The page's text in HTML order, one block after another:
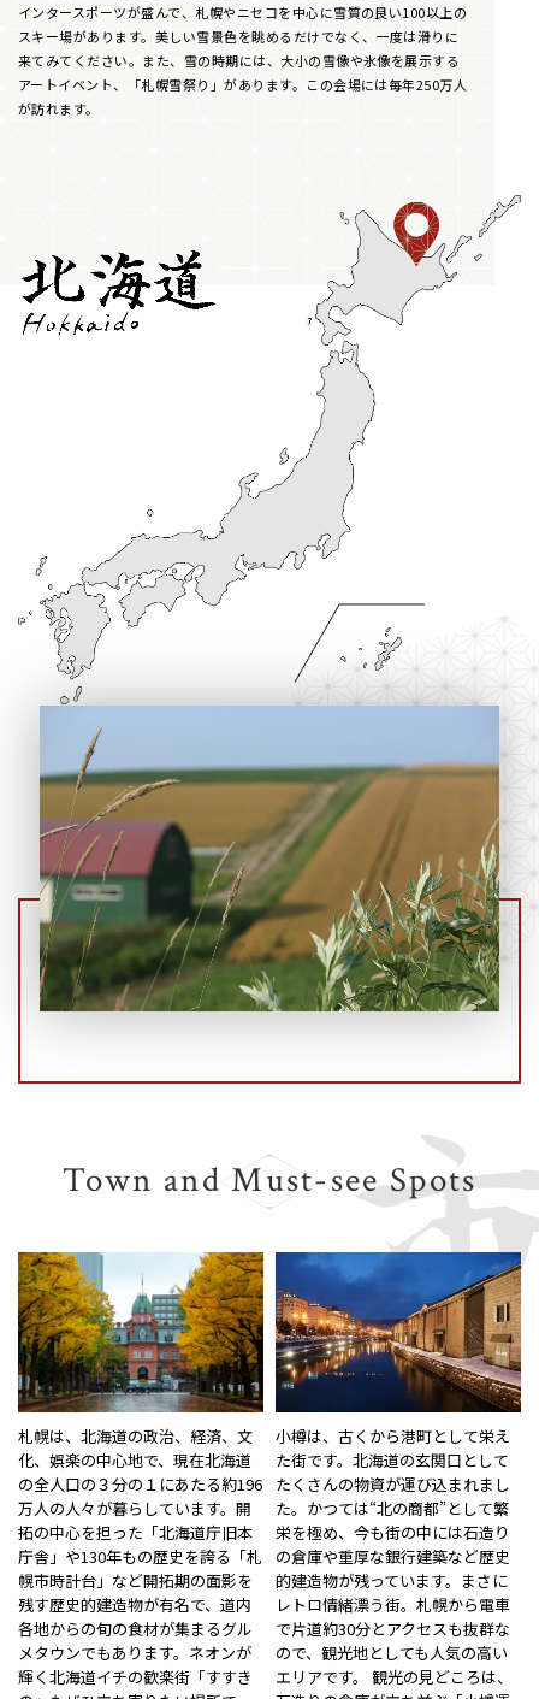
インタースポーツが盛んで、札幌やニセコを中心に雪質の良い100以上の
スキー場があります。美しい雪景色を眺めるだけでなく、一度は滑りに
来てみてください。また、雪の時期には、大小の雪像や氷像を展示する
アートイベント、「札幌雪祭り」があります。この会場には毎年250万人
が訪れます。
Town and Must-see Spots
札幌は、北海道の政治、経済、文
化、娯楽の中心地で、現在北海道
の全人口の３分の１にあたる約196
万人の人々が暮らしています。開
拓の中心を担った「北海道庁旧本
庁舎」や130年もの歴史を誇る「札
幌市時計台」など開拓期の面影を
残す歴史的建造物が有名で、道内
各地からの旬の食材が集まるグル
メタウンでもあります。ネオンが
輝く北海道イチの歓楽街「すすき
小樽は、古くから港町として栄え
た街です。北海道の玄関口として
たくさんの物資が運び込まれまし
た。かつては“北の商都”として繁
栄を極め、今も街の中には石造り
の倉庫や重厚な銀行建築など歴史
的建造物が残っています。まさに
レトロ情緒漂う街。札幌から電車
で片道約30分とアクセスも抜群な
ので、観光地としても人気の高い
エリアです。 観光の見どころは、